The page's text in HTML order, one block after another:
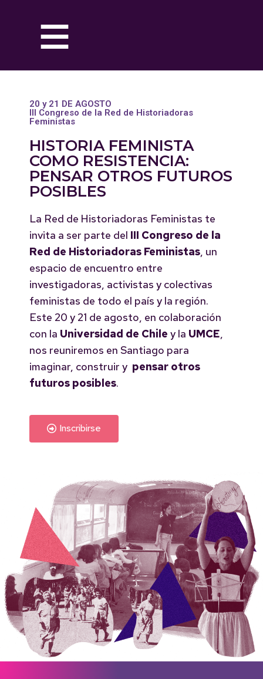
20 y 21 DE AGOSTO
III Congreso de la Red de Historiadoras
Feministas
HISTORIA FEMINISTA
COMO RESISTENCIA:
PENSAR OTROS FUTUROS
POSIBLES
La Red de Historiadoras Feministas te
invita a ser parte del III Congreso de la
Red de Historiadoras Feministas, un
espacio de encuentro entre
investigadoras, activistas y colectivas
feministas de todo el país y la región.
Este 20 y 21 de agosto, en colaboración
con la Universidad de Chile y la UMCE,
nos reuniremos en Santiago para
imaginar, construir y pensar otros
futuros posibles.
Inscribirse